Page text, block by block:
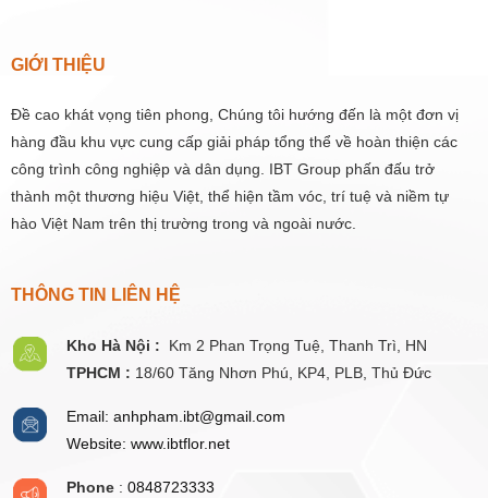
GIỚI THIỆU
Đề cao khát vọng tiên phong, Chúng tôi hướng đến là một đơn vị
hàng đầu khu vực cung cấp giải pháp tổng thể về hoàn thiện các
công trình công nghiệp và dân dụng. IBT Group phấn đấu trở
thành một thương hiệu Việt, thể hiện tầm vóc, trí tuệ và niềm tự
hào Việt Nam trên thị trường trong và ngoài nước.
THÔNG TIN LIÊN HỆ
Kho Hà Nội : Km 2 Phan Trọng Tuệ, Thanh Trì, HN
TPHCM : 18/60 Tăng Nhơn Phú, KP4, PLB, Thủ Đức
Email: anhpham.ibt@gmail.com
Website: www.ibtflor.net
Phone: 0848723333